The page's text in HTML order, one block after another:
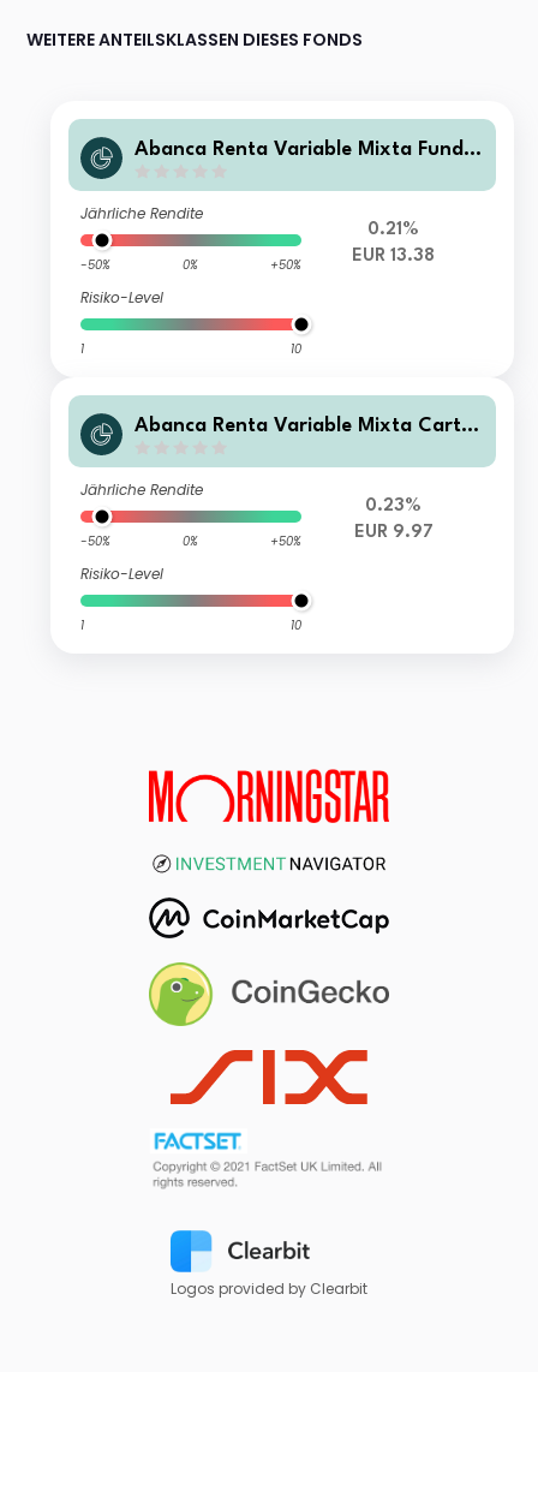
WEITERE ANTEILSKLASSEN DIESES FONDS
Abanca Renta Variable Mixta Fundo
Jährliche Rendite
-50% 0% +50%
Risiko-Level
1 10
0.21%
EUR 13.38
Abanca Renta Variable Mixta Carter
Jährliche Rendite
-50% 0% +50%
Risiko-Level
1 10
0.23%
EUR 9.97
Logos provided by Clearbit